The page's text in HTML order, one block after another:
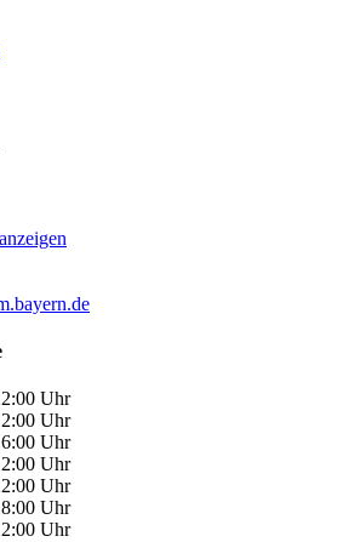
Uhr
Uhr
Uhr
Uhr
Uhr
Uhr
Uhr